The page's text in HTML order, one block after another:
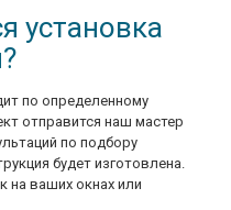
установка
по определенному
отправится наш мастер
по подбору
будет изготовлена.
на ваших окнах или